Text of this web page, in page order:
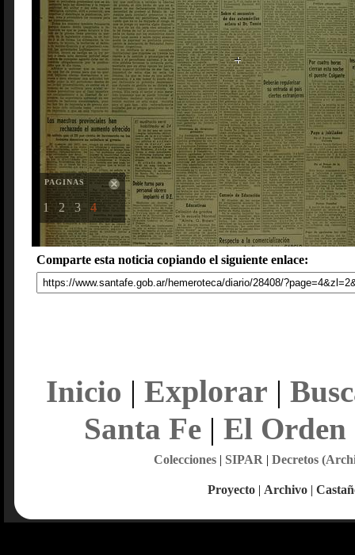
PAGINAS
1 2 3 4
Comparte esta noticia copiando el siguiente enlace:
Inicio | Explorar |
Santa Fe| El Orden
Colecciones| SIPAR | Decretos
Proyecto | Archivo |